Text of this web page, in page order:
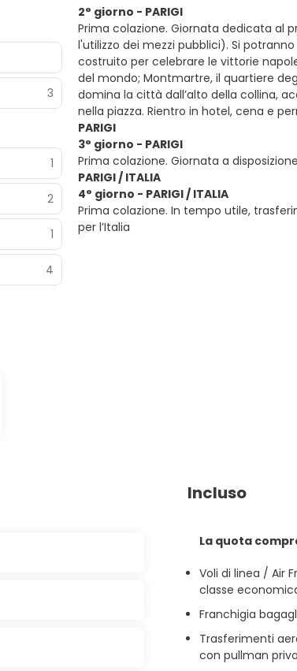
3
1
2
1
4
2° giorno - PARIGI
Prima colazione. Giornata dedicata al
l'utilizzo dei mezzi pubblici). Si
costruito per celebrare le vittorie
del mondo; Montmartre, il quartiere
domina la città dall’alto della collina,
nella piazza. Rientro in hotel, cena e
PARIGI
3° giorno - PARIGI
Prima colazione. Giornata a
PARIGI / ITALIA
4° giorno - PARIGI / ITALIA
Prima colazione. In tempo utile,
per l’Italia
Incluso
La quota
Voli di linea / Air
classe
Franchigia
Trasferimenti
con pullman